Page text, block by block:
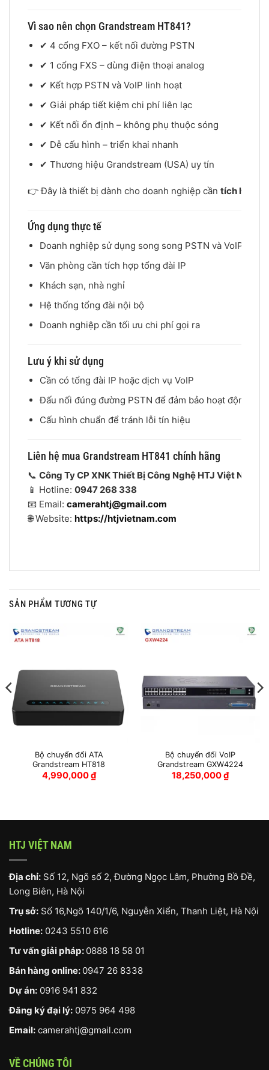
Vì sao nên chọn Grandstream HT841?
✔ 4 cổng FXO – kết nối đường PSTN
✔ 1 cổng FXS – dùng điện thoại analog
✔ Kết hợp PSTN và VoIP linh hoạt
✔ Giải pháp tiết kiệm chi phí liên lạc
✔ Kết nối ổn định – không phụ thuộc sóng
✔ Dễ cấu hình – triển khai nhanh
✔ Thương hiệu Grandstream (USA) uy tín
👉 Đây là thiết bị dành cho doanh nghiệp cần tích hợp
Ứng dụng thực tế
Doanh nghiệp sử dụng song song PSTN và VoIP
Văn phòng cần tích hợp tổng đài IP
Khách sạn, nhà nghỉ
Hệ thống tổng đài nội bộ
Doanh nghiệp cần tối ưu chi phí gọi ra
Lưu ý khi sử dụng
Cần có tổng đài IP hoặc dịch vụ VoIP
Đấu nối đúng đường PSTN để đảm bảo hoạt động
Cấu hình chuẩn để tránh lỗi tín hiệu
Liên hệ mua Grandstream HT841 chính hãng
📞 Công Ty CP XNK Thiết Bị Công Nghệ HTJ Việt Nam
📱 Hotline: 0947 268 338
📧 Email: camerahtj@gmail.com
🌐 Website: https://htjvietnam.com
SẢN PHẨM TƯƠNG TỰ
Bộ chuyển đổi ATA
Grandstream HT818
4,990,000₫
Bộ chuyển đổi VoIP
Grandstream GXW4224
18,250,000₫
HTJ VIỆT NAM
Địa chỉ: Số 12, Ngõ số 2, Đường Ngọc Lâm, Phường Bồ Đề,
Long Biên, Hà Nội
Trụ sở: Số 16,Ngõ 140/1/6, Nguyễn Xiển, Thanh Liệt, Hà Nội
Hotline: 0243 5510 616
Tư vấn giải pháp: 0888 18 58 01
Bán hàng online: 0947 26 8338
Dự án: 0916 941 832
Đăng ký đại lý: 0975 964 498
Email: camerahtj@gmail.com
VỀ CHÚNG TÔI